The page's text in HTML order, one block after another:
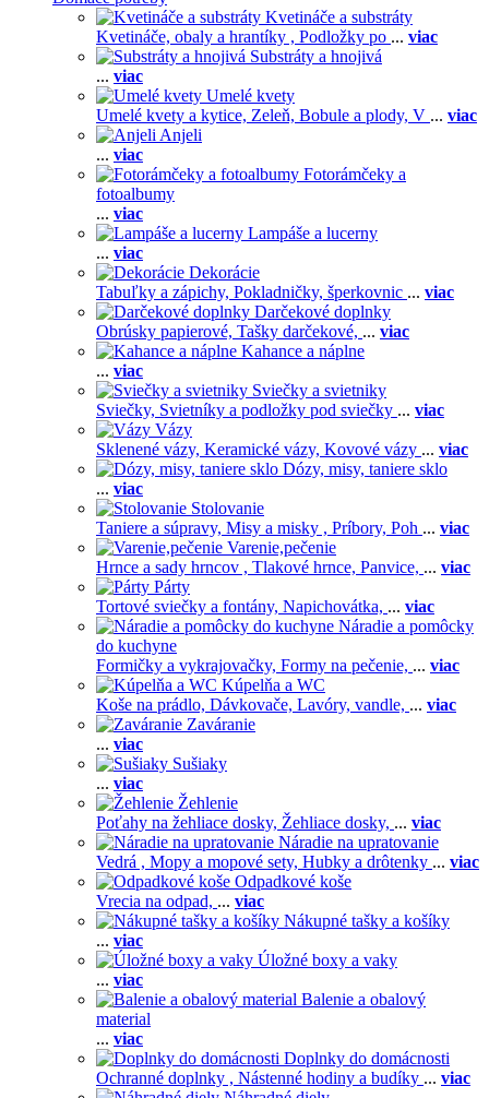
Kvetináče a substráty
Kvetináče, obaly a hrantíky , Podložky po ... viac
Substráty a hnojivá
... viac
Umelé kvety
Umelé kvety a kytice, Zeleň, Bobule a plody, V ... viac
Anjeli
... viac
Fotorámčeky a
fotoalbumy
... viac
Lampáše a lucerny
... viac
Dekorácie
Tabuľky a zápichy, Pokladničky, šperkovnic ... viac
Darčekové doplnky
Obrúsky papierové, Tašky darčekové, ... viac
Kahance a náplne
... viac
Sviečky a svietniky
Sviečky, Svietníky a podložky pod sviečky ... viac
Vázy
Sklenené vázy, Keramické vázy, Kovové vázy ... viac
Dózy, misy, taniere sklo
... viac
Stolovanie
Taniere a súpravy, Misy a misky , Príbory, Poh ... viac
Varenie,pečenie
Hrnce a sady hrncov , Tlakové hrnce, Panvice, ... viac
Párty
Tortové sviečky a fontány, Napichovátka, ... viac
Náradie a pomôcky
do kuchyne
Formičky a vykrajovačky, Formy na pečenie, ... viac
Kúpelňa a WC
Koše na prádlo, Dávkovače, Lavóry, vandle, ... viac
Zaváranie
... viac
Sušiaky
... viac
Žehlenie
Poťahy na žehliace dosky, Žehliace dosky, ... viac
Náradie na upratovanie
Vedrá , Mopy a mopové sety, Hubky a drôtenky ... viac
Odpadkové koše
Vrecia na odpad, ... viac
Nákupné tašky a košíky
... viac
Úložné boxy a vaky
... viac
Balenie a obalový
material
... viac
Doplnky do domácnosti
Ochranné doplnky , Nástenné hodiny a budíky ... viac